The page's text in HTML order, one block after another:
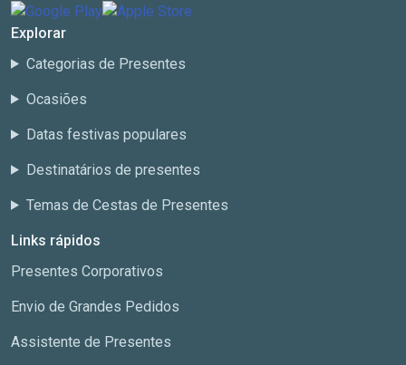
Explorar
Categorias de Presentes
Ocasiões
Datas festivas populares
Destinatários de presentes
Temas de Cestas de Presentes
Links rápidos
Presentes Corporativos
Envio de Grandes Pedidos
Assistente de Presentes